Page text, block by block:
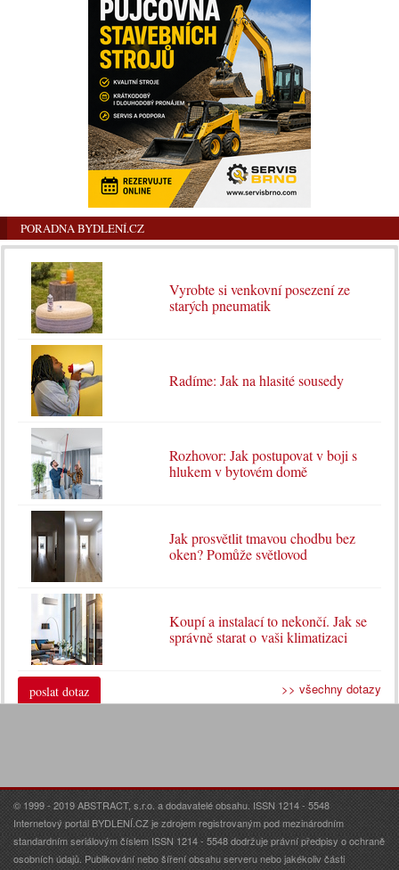
PORADNA BYDLENÍ.CZ
Vyrobte si venkovní posezení ze
starých pneumatik
Radíme: Jak na hlasité sousedy
Rozhovor: Jak postupovat v boji s
hlukem v bytovém domě
Jak prosvětlit tmavou chodbu bez
oken? Pomůže světlovod
Koupí a instalací to nekončí. Jak se
správně starat o vaši klimatizaci
poslat dotaz >> všechny dotazy
© 1999 - 2019 ABSTRACT, s.r.o. a dodavatelé obsahu. ISSN 1214 - 5548
Internetový portál BYDLENÍ.CZ je zdrojem registrovaným pod mezinárodním
standardním seriálovým číslem ISSN 1214 - 5548 dodržuje právní předpisy o ochraně
osobních údajů. Publikování nebo šíření obsahu serveru nebo jakékoliv části